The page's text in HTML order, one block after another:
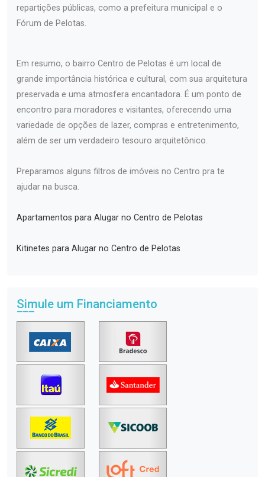
repartições públicas, como a prefeitura municipal e o
Fórum de Pelotas.
Em resumo, o bairro Centro de Pelotas é um local de
grande importância histórica e cultural, com sua arquitetura
preservada e uma atmosfera encantadora. É um ponto de
encontro para moradores e visitantes, oferecendo uma
variedade de opções de lazer, compras e entretenimento,
além de ser um verdadeiro tesouro arquitetônico.
Preparamos alguns filtros de imóveis no Centro pra te
ajudar na busca.
Apartamentos para Alugar no Centro de Pelotas
Kitinetes para Alugar no Centro de Pelotas
Simule um Financiamento